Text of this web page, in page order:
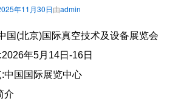
年11月30日由admin
国(北京)国际真空技术及设备展览会
年5月14日-16日
国国际展览中心
介